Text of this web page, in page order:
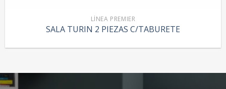
LÍNEA PREMIER
SALA TURIN 2 PIEZAS C/TABURETE